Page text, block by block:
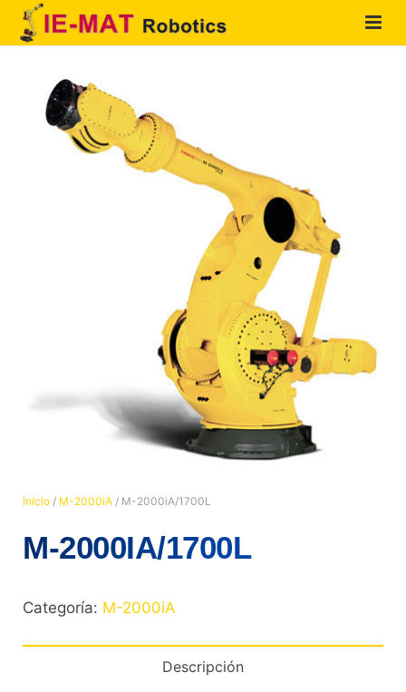
QUIENES SOMOS
PRODUCTOS
Inicio / M-2000iA / M-2000iA/1700L
M-2000IA/1700L
Categoría: M-2000iA
Descripción